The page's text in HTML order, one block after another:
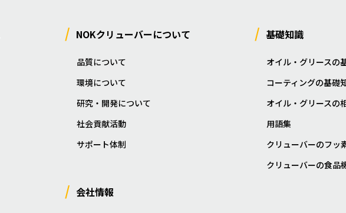
NOKクリューバーについて
品質について
環境について
研究・開発について
社会貢献活動
サポート体制
会社情報
基礎知識
オイル・グリースの
コーティングの基礎
オイル・グリースの
用語集
クリューバーのフッ
クリューバーの食品